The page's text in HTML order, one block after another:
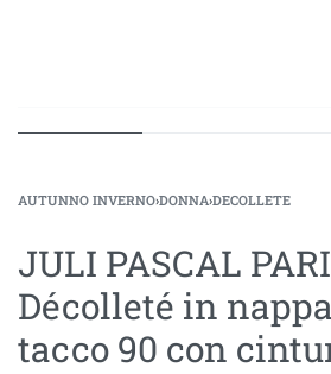
AUTUNNO INVERNO›DONNA›DECOLLETE
JULI PASCAL
Décolleté in
tacco 90 con